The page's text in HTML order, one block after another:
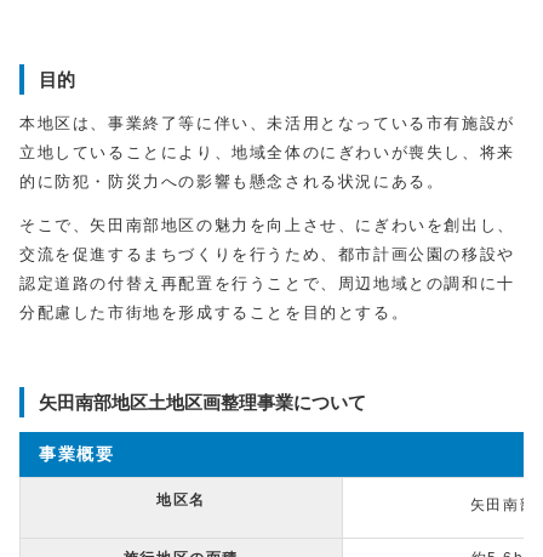
目的
本地区は、事業終了等に伴い、未活用となっている市有施設が
立地していることにより、地域全体のにぎわいが喪失し、将来
的に防犯・防災力への影響も懸念される状況にある。
そこで、矢田南部地区の魅力を向上させ、にぎわいを創出し、
交流を促進するまちづくりを行うため、都市計画公園の移設や
認定道路の付替え再配置を行うことで、周辺地域との調和に十
分配慮した市街地を形成することを目的とする。
矢田南部地区土地区画整理事業について
事業概要
地区名 矢田南部